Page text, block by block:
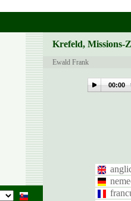
Krefeld, Missions-
Ewald Frank
00:00